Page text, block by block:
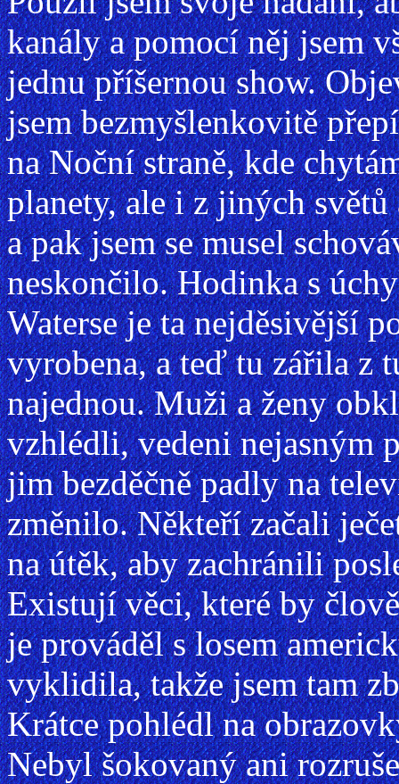
kanály a pomocí něj jsem
jednu příšernou show.
jsem bezmyšlenkovitě
na Noční straně, kde
planety, ale i z jiných
a pak jsem se musel
neskončilo. Hodinka s
Waterse je ta nejděsivější
vyrobena, a teď tu zářila z
najednou. Muži a ženy
vzhlédli, vedeni nejasným
jim bezděčně padly na
změnilo. Někteří začali
na útěk, aby zachránili
Existují věci, které by
je prováděl s losem
vyklidila, takže jsem tam
Krátce pohlédl na
Nebyl šokovaný ani